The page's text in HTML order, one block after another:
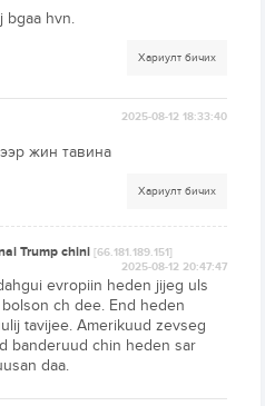
bgaa hvn.
Хариулт бичих
2025-08-12 18:33:40
жин тавина
Хариулт бичих
Trump chini[66.181.189.151]
2025-08-12 20:47:47
evropiin heden jijeg uls
ch dee. End heden
tavijee. Amerikuud zevseg
banderuud chin heden sar
daa.